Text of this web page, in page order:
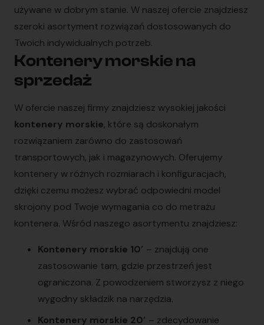
używane w dobrym stanie. W naszej ofercie znajdziesz
szeroki asortyment rozwiązań dostosowanych do
Twoich indywidualnych potrzeb.
Kontenery morskie na
sprzedaż
W ofercie naszej firmy znajdziesz wysokiej jakości
kontenery morskie, które są doskonałym
rozwiązaniem zarówno do zastosowań
transportowych, jak i magazynowych. Oferujemy
kontenery w różnych rozmiarach i konfiguracjach,
dzięki czemu możesz wybrać odpowiedni model
skrojony pod Twoje wymagania co do metrażu
kontenera. Wśród naszego asortymentu znajdziesz:
Kontenery morskie 10′ – znajdują one
zastosowanie tam, gdzie przestrzeń jest
ograniczona. Z powodzeniem stworzysz z niego
wygodny składzik na narzędzia.
Kontenery morskie 20′ – zdecydowanie